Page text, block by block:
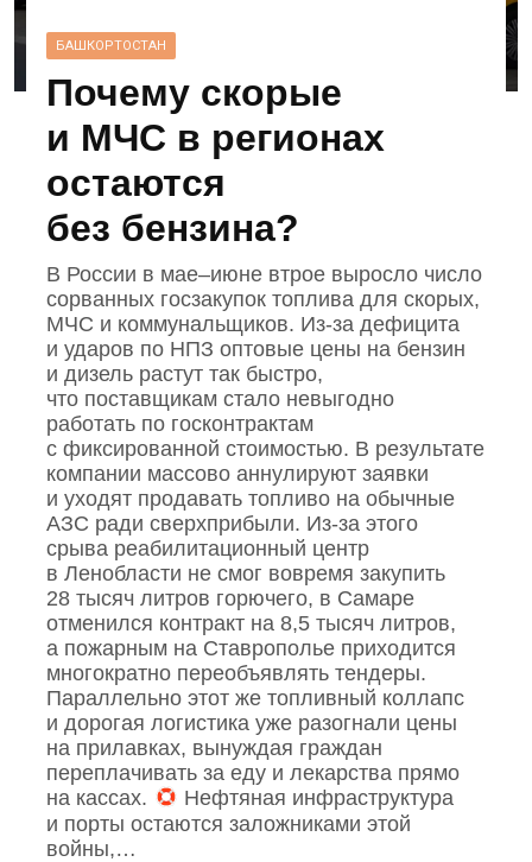
БАШКОРТОСТАН
Почему скорые
и МЧС в регионах
остаются
без бензина?
В России в мае–июне втрое выросло число
сорванных госзакупок топлива для скорых,
МЧС и коммунальщиков. Из‑за дефицита
и ударов по НПЗ оптовые цены на бензин
и дизель растут так быстро,
что поставщикам стало невыгодно
работать по госконтрактам
с фиксированной стоимостью. В результате
компании массово аннулируют заявки
и уходят продавать топливо на обычные
АЗС ради сверхприбыли. Из‑за этого
срыва реабилитационный центр
в Ленобласти не смог вовремя закупить
28 тысяч литров горючего, в Самаре
отменился контракт на 8,5 тысяч литров,
а пожарным на Ставрополье приходится
многократно переобъявлять тендеры.
Параллельно этот же топливный коллапс
и дорогая логистика уже разогнали цены
на прилавках, вынуждая граждан
переплачивать за еду и лекарства прямо
на кассах.
Нефтяная инфраструктура
и порты остаются заложниками этой
войны,…